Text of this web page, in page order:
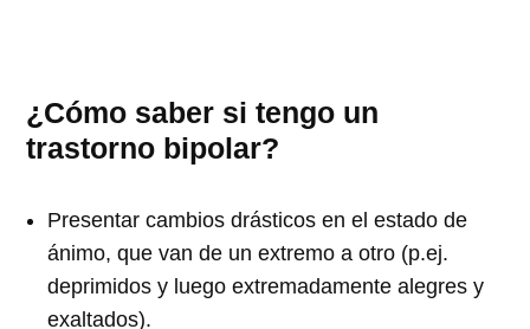
¿Cómo saber si tengo un
trastorno bipolar?
Presentar cambios drásticos en el estado de
ánimo, que van de un extremo a otro (p.ej.
deprimidos y luego extremadamente alegres y
exaltados).